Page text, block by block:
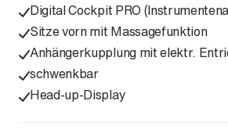
Digital Cockpit PRO
Sitze vorn mit Massagefunktion
Anhängerkupplung mit elektr.
schwenkbar
Head-up-Display